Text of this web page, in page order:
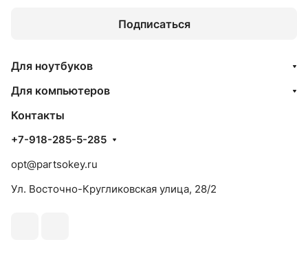
Подписаться
Для ноутбуков
Для компьютеров
Контакты
+7-918-285-5-285
opt@partsokey.ru
Ул. Восточно-Кругликовская улица, 28/2